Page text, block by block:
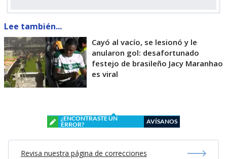
Lee también...
Cayó al vacío, se lesionó y le
anularon gol: desafortunado
festejo de brasileño Jacy Maranhao
es viral
¿ENCONTRASTE UN
ERROR?
AVÍSANOS
Revisa nuestra página de correcciones